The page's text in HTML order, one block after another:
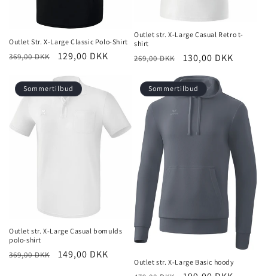
Outlet Str. X-Large Classic Polo-Shirt
Normalpris
369,00 DKK Udsalgspris
129,00 DKK
Outlet str. X-Large Casual Retro t-
shirt
Normalpris
269,00 DKK Udsalgspris
130,00 DKK
Sommertilbud
Outlet str. X-Large Casual bomulds
polo-shirt
Normalpris
369,00 DKK Udsalgspris
149,00 DKK
Sommertilbud
Outlet str. X-Large Basic hoody